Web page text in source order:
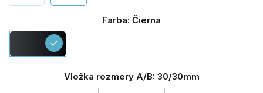
Farba: Čierna
Čierna
check
Vložka rozmery A/B: 30/30mm